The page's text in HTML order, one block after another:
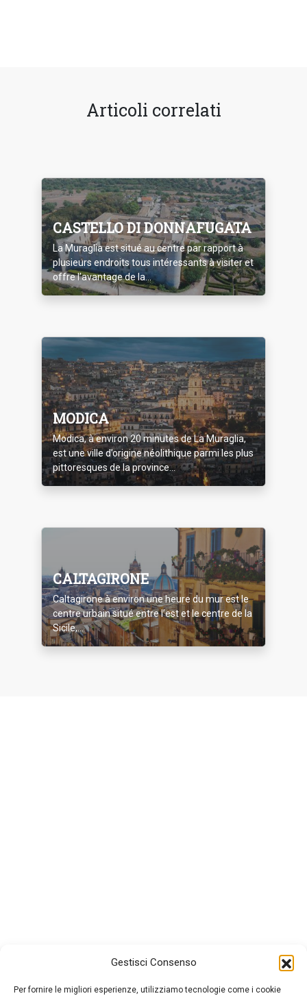
Gestisci Consenso
Per fornire le migliori esperienze, utilizziamo tecnologie come i cookie
Articoli correlati
CASTELLO DI DONNAFUGATA
La Muraglia est situé au centre par rapport à
plusieurs endroits tous intéressants à visiter et
offre l’avantage de la...
MODICA
Modica, à environ 20 minutes de La Muraglia,
est une ville d’origine néolithique parmi les plus
pittoresques de la province...
CALTAGIRONE
Caltagirone à environ une heure du mur est le
centre urbain situé entre l’est et le centre de la
Sicile,...